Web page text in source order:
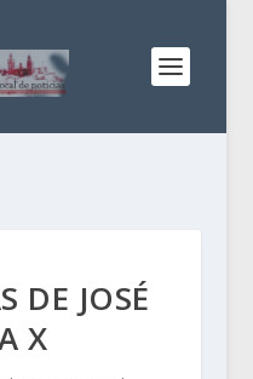
DE JOSÉ
X